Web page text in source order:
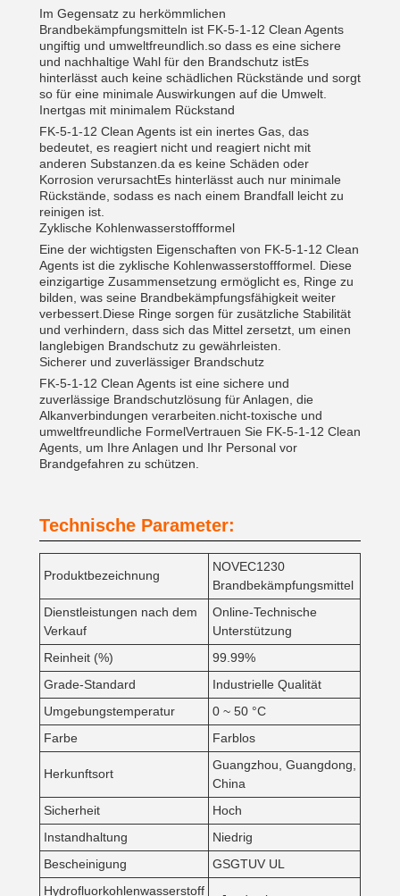
Im Gegensatz zu herkömmlichen
Brandbekämpfungsmitteln ist FK-5-1-12 Clean Agents
ungiftig und umweltfreundlich.so dass es eine sichere
und nachhaltige Wahl für den Brandschutz istEs
hinterlässt auch keine schädlichen Rückstände und sorgt
so für eine minimale Auswirkungen auf die Umwelt.
Inertgas mit minimalem Rückstand
FK-5-1-12 Clean Agents ist ein inertes Gas, das
bedeutet, es reagiert nicht und reagiert nicht mit
anderen Substanzen.da es keine Schäden oder
Korrosion verursachtEs hinterlässt auch nur minimale
Rückstände, sodass es nach einem Brandfall leicht zu
reinigen ist.
Zyklische Kohlenwasserstoffformel
Eine der wichtigsten Eigenschaften von FK-5-1-12 Clean
Agents ist die zyklische Kohlenwasserstoffformel. Diese
einzigartige Zusammensetzung ermöglicht es, Ringe zu
bilden, was seine Brandbekämpfungsfähigkeit weiter
verbessert.Diese Ringe sorgen für zusätzliche Stabilität
und verhindern, dass sich das Mittel zersetzt, um einen
langlebigen Brandschutz zu gewährleisten.
Sicherer und zuverlässiger Brandschutz
FK-5-1-12 Clean Agents ist eine sichere und
zuverlässige Brandschutzlösung für Anlagen, die
Alkanverbindungen verarbeiten.nicht-toxische und
umweltfreundliche FormelVertrauen Sie FK-5-1-12 Clean
Agents, um Ihre Anlagen und Ihr Personal vor
Brandgefahren zu schützen.
Technische Parameter:
Produktbezeichnung
NOVEC1230
Brandbekämpfungsmittel
Dienstleistungen nach dem
Verkauf
Online-Technische
Unterstützung
Reinheit (%)
99.99%
Grade-Standard
Industrielle Qualität
Umgebungstemperatur
0 ~ 50 °C
Farbe
Farblos
Herkunftsort
Guangzhou, Guangdong,
China
Sicherheit
Hoch
Instandhaltung
Niedrig
Bescheinigung
GSGTUV UL
Hydrofluorkohlenwasserstoff